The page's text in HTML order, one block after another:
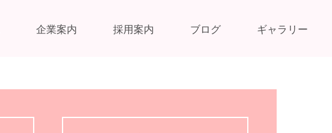
企業案内 採用案内 ブログ ギャラリー